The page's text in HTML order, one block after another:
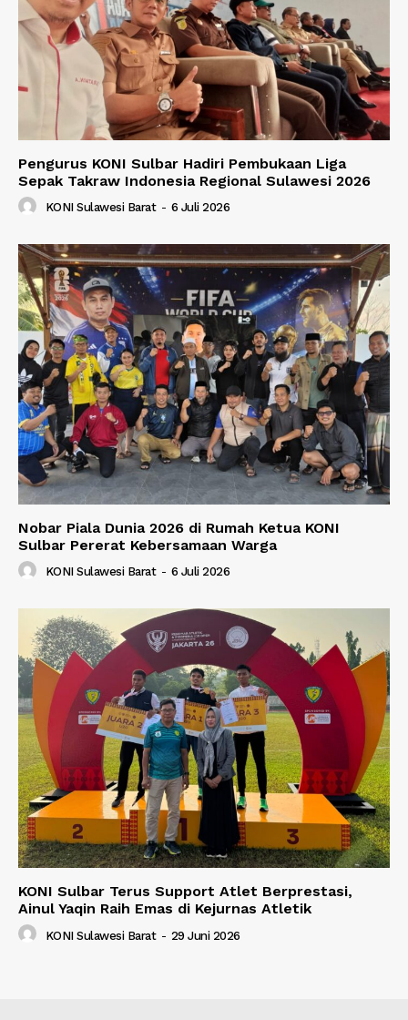
Pengurus KONI Sulbar Hadiri Pembukaan Liga
Sepak Takraw Indonesia Regional Sulawesi 2026
KONI Sulawesi Barat - 6 Juli 2026
Nobar Piala Dunia 2026 di Rumah Ketua KONI
Sulbar Pererat Kebersamaan Warga
KONI Sulawesi Barat - 6 Juli 2026
KONI Sulbar Terus Support Atlet Berprestasi,
Ainul Yaqin Raih Emas di Kejurnas Atletik
KONI Sulawesi Barat - 29 Juni 2026